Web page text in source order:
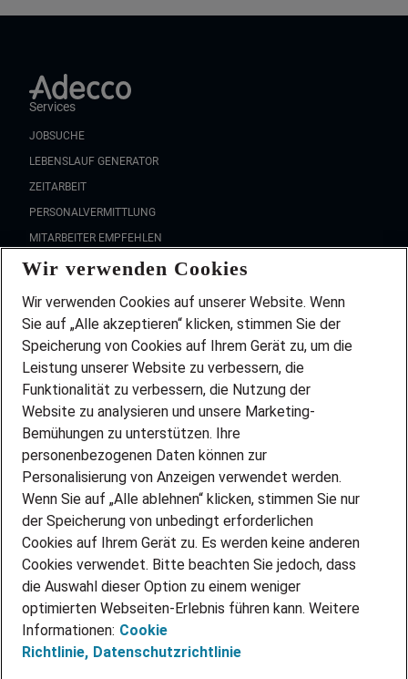
Services
JOBSUCHE
LEBENSLAUF GENERATOR
ZEITARBEIT
PERSONALVERMITTLUNG
MITARBEITER EMPFEHLEN
FAQ
Wir stellen ein!
DEINE BERUFSGRUPPE
DEINE LEBENSSITUATION
PARTNERSHIP WITH AIRBUS
INITIATIV BEWERBEN
ÜBER UNS
STANDORTE
BLOG
PRESSE
KONTAKT
@Adecco 2026
IMPRESSUM
DATENSCHUTZ
Wir verwenden Cookies
Wir verwenden Cookies auf unserer Website. Wenn
Sie auf „Alle akzeptieren“ klicken, stimmen Sie der
Speicherung von Cookies auf Ihrem Gerät zu, um die
Leistung unserer Website zu verbessern, die
Funktionalität zu verbessern, die Nutzung der
Website zu analysieren und unsere Marketing-
Bemühungen zu unterstützen. Ihre
personenbezogenen Daten können zur
Personalisierung von Anzeigen verwendet werden.
Wenn Sie auf „Alle ablehnen“ klicken, stimmen Sie nur
der Speicherung von unbedingt erforderlichen
Cookies auf Ihrem Gerät zu. Es werden keine anderen
Cookies verwendet. Bitte beachten Sie jedoch, dass
die Auswahl dieser Option zu einem weniger
optimierten Webseiten-Erlebnis führen kann. Weitere
Informationen: Cookie
Richtlinie, Datenschutzrichtlinie